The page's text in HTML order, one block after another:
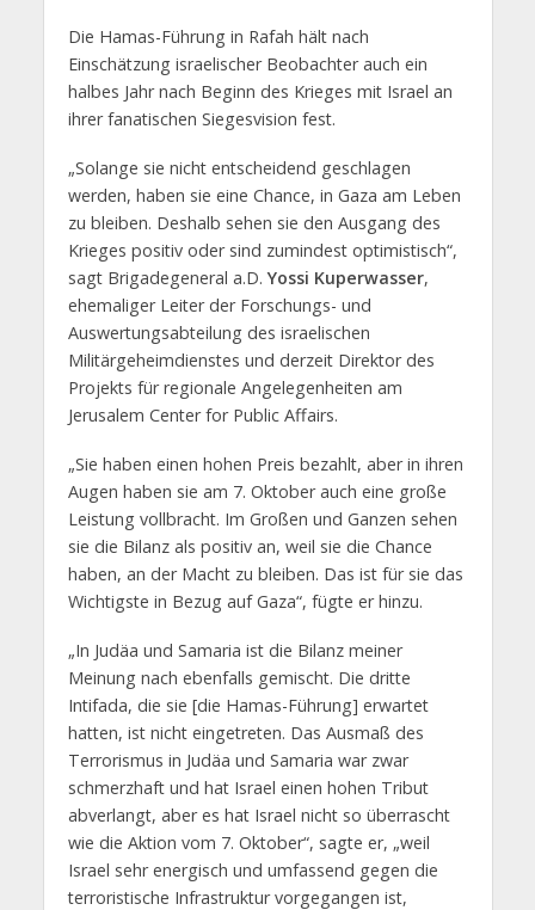
Die Hamas-Führung in Rafah hält nach
Einschätzung israelischer Beobachter auch ein
halbes Jahr nach Beginn des Krieges mit Israel an
ihrer fanatischen Siegesvision fest.
„Solange sie nicht entscheidend geschlagen
werden, haben sie eine Chance, in Gaza am Leben
zu bleiben. Deshalb sehen sie den Ausgang des
Krieges positiv oder sind zumindest optimistisch“,
sagt Brigadegeneral a.D.Yossi Kuperwasser,
ehemaliger Leiter der Forschungs- und
Auswertungsabteilung des israelischen
Militärgeheimdienstes und derzeit Direktor des
Projekts für regionale Angelegenheiten am
Jerusalem Center for Public Affairs.
„Sie haben einen hohen Preis bezahlt, aber in ihren
Augen haben sie am 7. Oktober auch eine große
Leistung vollbracht. Im Großen und Ganzen sehen
sie die Bilanz als positiv an, weil sie die Chance
haben, an der Macht zu bleiben. Das ist für sie das
Wichtigste in Bezug auf Gaza“, fügte er hinzu.
„In Judäa und Samaria ist die Bilanz meiner
Meinung nach ebenfalls gemischt. Die dritte
Intifada, die sie [die Hamas-Führung] erwartet
hatten, ist nicht eingetreten. Das Ausmaß des
Terrorismus in Judäa und Samaria war zwar
schmerzhaft und hat Israel einen hohen Tribut
abverlangt, aber es hat Israel nicht so überrascht
wie die Aktion vom 7. Oktober“, sagte er, „weil
Israel sehr energisch und umfassend gegen die
terroristische Infrastruktur vorgegangen ist,